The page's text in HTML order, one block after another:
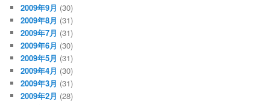
2009年9月 (30)
2009年8月 (31)
2009年7月 (31)
2009年6月 (30)
2009年5月 (31)
2009年4月 (30)
2009年3月 (31)
2009年2月 (28)